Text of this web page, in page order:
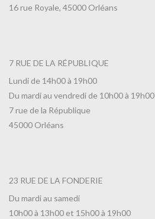
16 rue Royale, 45000 Orléans
7 RUE DE LA RÉPUBLIQUE
Lundi de 14h00 à 19h00
Du mardi au vendredi de 10h00 à 19h00
7 rue de la République
45000 Orléans
23 RUE DE LA FONDERIE
Du mardi au samedi
10h00 à 13h00 et 15h00 à 19h00